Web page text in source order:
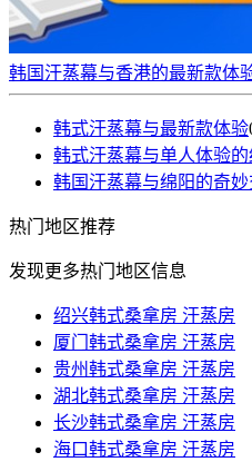
韩国汗蒸幕与香港的最新款体
韩式汗蒸幕与最新款体验
韩式汗蒸幕与单人体验
韩国汗蒸幕与绵阳的奇妙
热门 地区推荐
发现更多热门地区信息
绍兴韩式桑拿房 汗蒸房
厦门韩式桑拿房 汗蒸房
贵州韩式桑拿房 汗蒸房
湖北韩式桑拿房 汗蒸房
长沙韩式桑拿房 汗蒸房
海口韩式桑拿房 汗蒸房